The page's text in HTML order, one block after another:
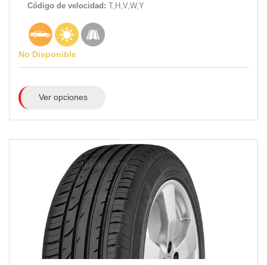
Código de velocidad: T,H,V,W,Y
No Disponible
Ver opciones